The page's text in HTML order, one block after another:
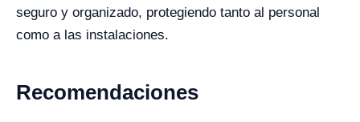
seguro y organizado, protegiendo tanto al personal
como a las instalaciones.
Recomendaciones